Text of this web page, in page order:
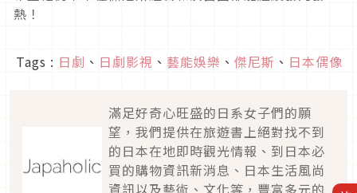
熱！
Tags : 日劇 、 日劇影視 、 藝能娛樂 、 傑尼斯 、 日本偶像
滿足好奇心旺盛的日系女子們的願
望，我們提供在旅遊書上絕對找不到
的日本在地即時觀光情報、到日本必
買的購物資訊新消息、日本生活風尚